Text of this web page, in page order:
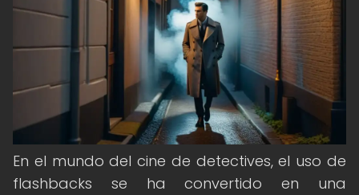
En el mundo del cine de detectives, el uso de
flashbacks se ha convertido en una